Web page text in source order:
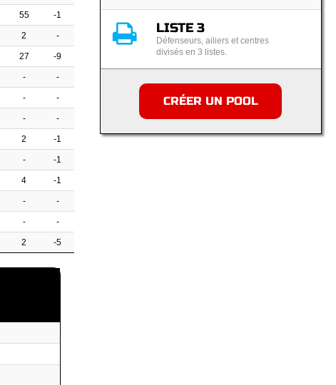
55 -1
2 -
27 -9
- -
- -
- -
2 -1
- -1
4 -1
- -
- -
2 -5
LISTE 3
Défenseurs, ailiers et centres
divisés en 3 listes.
CRÉER UN POOL